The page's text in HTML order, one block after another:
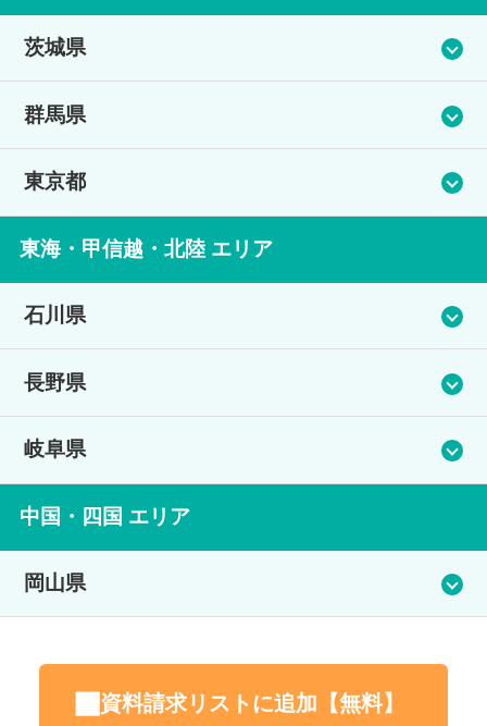
住所
アクセス
阿武隈急行 保原駅 徒歩３分
茨城県
つくば学習センター（つくば高等学院）
住所
アクセス
つくばエクスプレス つくば駅 徒歩約15分
土浦学習センター（つちうら高等学院）
住所
電話番号
アクセス
JR 土浦駅 徒歩15分
群馬県
渋川学習センター（アットノース高等学院）
住所
群馬県渋川市石原204-16 ベラビル1階
アクセス
JR 渋川駅 徒歩5分
前橋学習センター（Prima国際高等学院 前橋
群馬県前橋市新前橋町18-29Kﾋﾞﾙ3階
電話番号
027-203-0398
東京都
品川学習センター
住所
アクセス
山手線 品川駅 徒歩12分
東海・甲信越・北陸 エリア
石川県
金沢学習センター
住所
アクセス
JR 金沢駅 徒歩約15分
美川学習センター
住所
電話番号
076-213-7050
長野県
松本学習センター（Prima国際高等学院松本
校）
住所
0263-31-0808
校）
長野県千曲市小島3131-5
岐阜県
岐阜学習センター（岐阜咲山高等学院）
住所
電話番号
中国・四国 エリア
岡山県
資料請求リストに追加【無料】